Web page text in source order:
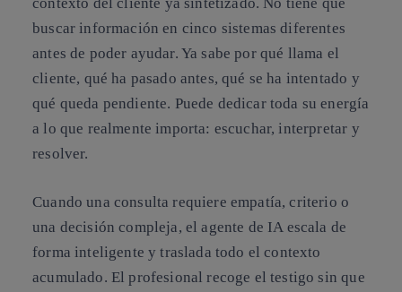
contexto del cliente ya sintetizado. No tiene que
buscar información en cinco sistemas diferentes
antes de poder ayudar. Ya sabe por qué llama el
cliente, qué ha pasado antes, qué se ha intentado y
qué queda pendiente. Puede dedicar toda su energía
a lo que realmente importa: escuchar, interpretar y
resolver.
Cuando una consulta requiere empatía, criterio o
una decisión compleja, el agente de IA escala de
forma inteligente y traslada todo el contexto
acumulado. El profesional recoge el testigo sin que